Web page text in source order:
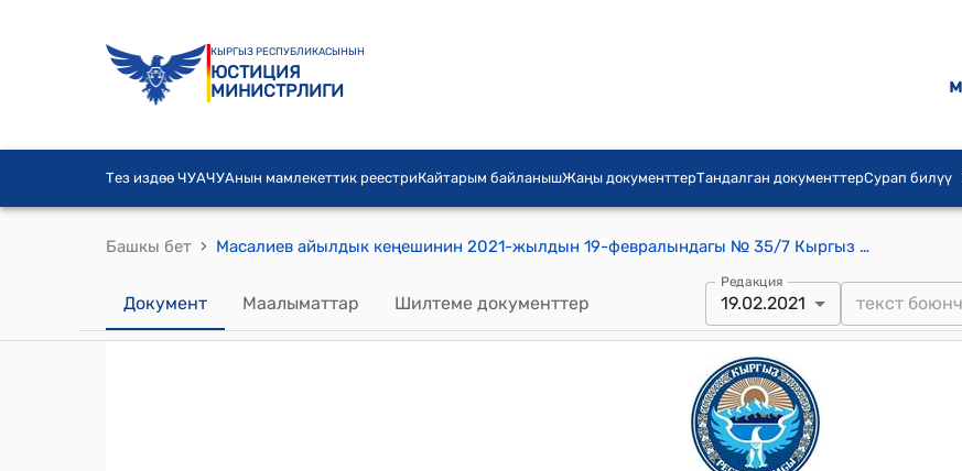
КЫРГЫЗ РЕСПУБЛИКАСЫНЫН
ЮСТИЦИЯ
МИНИСТРЛИГИ
Тез издөө ЧУАЧУАнын мамлекеттик реестриКайтарым байланышЖаңы документтерТандалган документтерСурап билүү
Башкы бет › Масалиев айылдык кеңешинин 2021-жылдын 19-февралындагы № 35/7 Кыргыз Республикасынын транспорт жана жолдор министрлигинин жол чарба департаменти №46 жолдорду тейлөө мекемесинин кайрылуусун кароо жөнүндө" токтому
Документ Маалыматтар Шилтеме документтер
Редакция
19.02.2021